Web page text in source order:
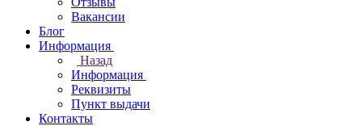
Вакансии
Блог
Информация
Назад
Информация
Реквизиты
Пункт выдачи
Контакты